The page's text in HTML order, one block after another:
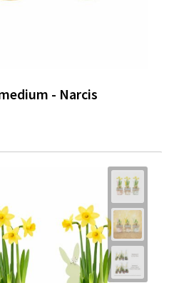
- Narcis